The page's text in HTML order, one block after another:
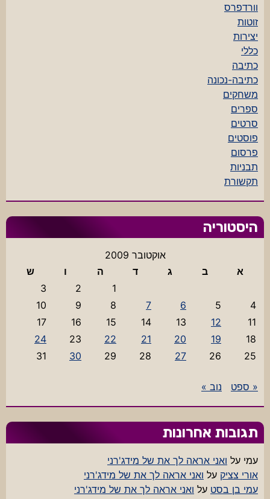
וורדפרס
זוטות
יצירות
כללי
כתיבה
כתיבה-נכונה
משחקים
ספרים
סרטים
פוסטים
פרסום
תבניות
תקשורת
היסטוריה
אוקטובר 2009
א
ב ג ד ה ו
ש
1
2
3
4
5
6
7
8
9
10
11
12
13
14
15
16
17
18
19
20
21
22
23
24
25
26
27
28
29
30
31
« ספט נוב »
תגובות אחרונות
עמי על ואני אראה לך את של מידג'רני
אורי צציק על ואני אראה לך את של מידג'רני
עמי בן בסט על ואני אראה לך את של מידג'רני